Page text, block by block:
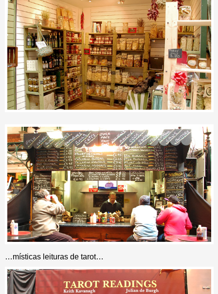
…místicas leituras de tarot…